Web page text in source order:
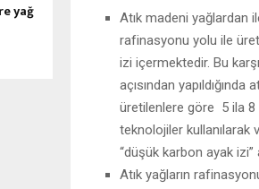
Atık madeni yağlardan
rafinasyonu yolu ile
izi içermektedir. Bu
açısından
üretilenlere göre 5 ila 8
teknolojiler
“düşük karbon ayak
Atık yağların
yağ